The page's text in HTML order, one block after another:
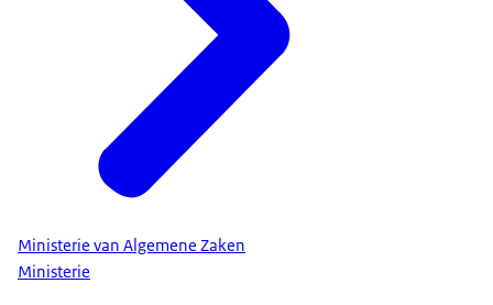
Ministerie van Algemene Zaken
Ministerie